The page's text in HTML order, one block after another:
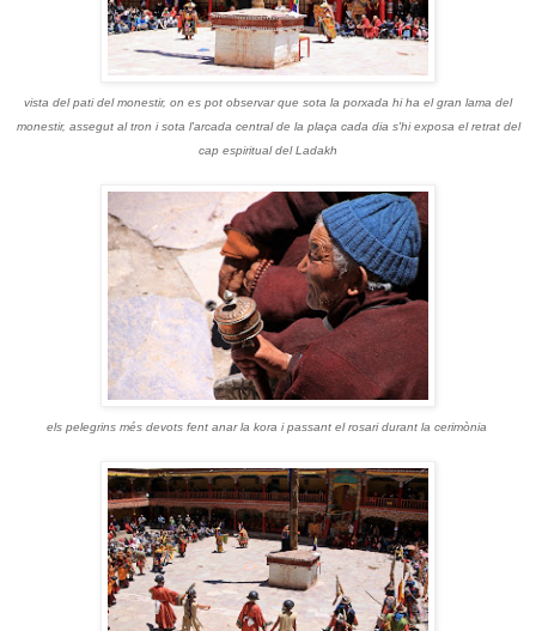
vista del pati del monestir, on es pot observar que sota la porxada hi ha el gran lama del
monestir, assegut al tron i sota l'arcada central de la plaça cada dia s'hi exposa el retrat del
cap espiritual del Ladakh
els pelegrins més devots fent anar la kora i passant el rosari durant la cerimònia